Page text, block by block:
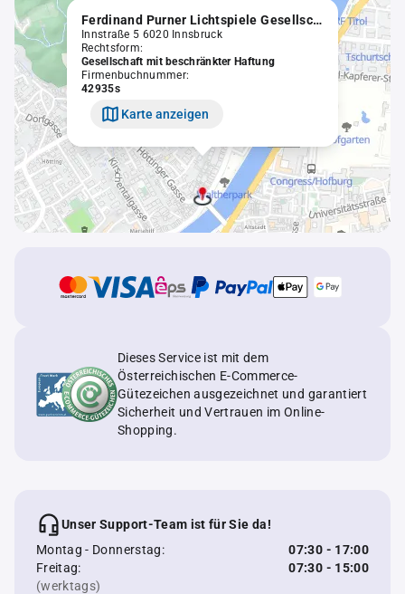
Ferdinand Purner Lichtspiele Gesellschaft mit beschränkter Haftung
Innstraße 5 6020 Innsbruck
Rechtsform:
Gesellschaft mit beschränkter Haftung
Firmenbuchnummer:
42935s
Karte anzeigen
Dieses Service ist mit dem
Österreichischen E-Commerce-
Gütezeichen ausgezeichnet und garantiert
Sicherheit und Vertrauen im Online-
Shopping.
Unser Support-Team ist für Sie da!
Montag - Donnerstag:
07:30 - 17:00
Freitag:
07:30 - 15:00
(werktags)